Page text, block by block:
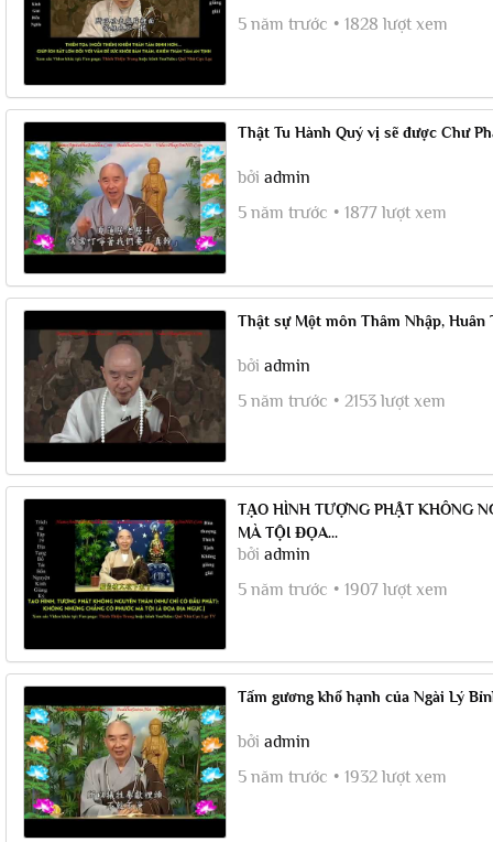
5 năm trước
1828 lượt xem
Thật Tu Hành Quý vị sẽ được Chư
bởi admin
5 năm trước
1877 lượt xem
Thật sự Một môn Thâm Nhập, Huân
bởi admin
5 năm trước
2153 lượt xem
TẠO HÌNH TƯỢNG PHẬT KHÔNG
MÀ TỘI ĐỌA...
bởi admin
5 năm trước
1907 lượt xem
Tấm gương khổ hạnh của Ngài Lý
bởi admin
5 năm trước
1932 lượt xem